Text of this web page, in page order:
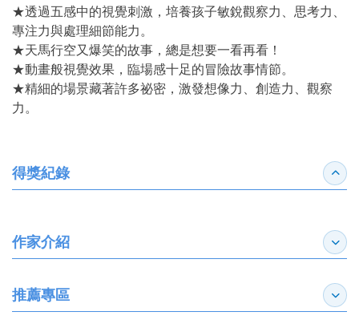
★透過五感中的視覺刺激，培養孩子敏銳觀察力、思考力、
專注力與處理細節能力。
★天馬行空又爆笑的故事，總是想要一看再看！
★動畫般視覺效果，臨場感十足的冒險故事情節。
★精細的場景藏著許多祕密，激發想像力、創造力、觀察
力。
得獎紀錄 收合
作家介紹 展開
推薦專區 展開